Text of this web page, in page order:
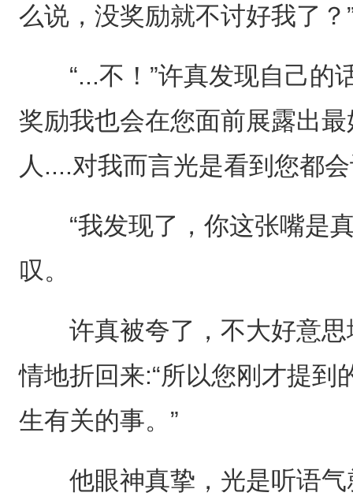
么说，没奖励就不讨好我了？
“...不！”许真发现自己的
奖励我也会在您面前展露出
人....对我而言光是看到您都
“我发现了，你这张嘴是真
叹。
许真被夸了，不大好意思
情地折回来:“所以您刚才提到
生有关的事。”
他眼神真挚，光是听语气